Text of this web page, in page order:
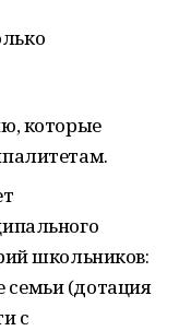
которые
школьников:
(дотация
с